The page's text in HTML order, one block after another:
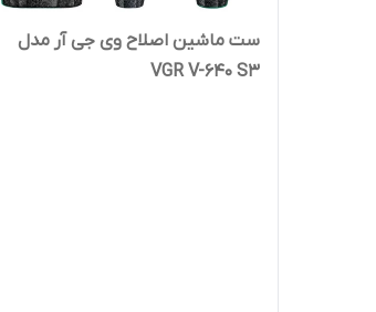
ست ماشین اصلاح وی جی آر مدل
VGR V-640 S3